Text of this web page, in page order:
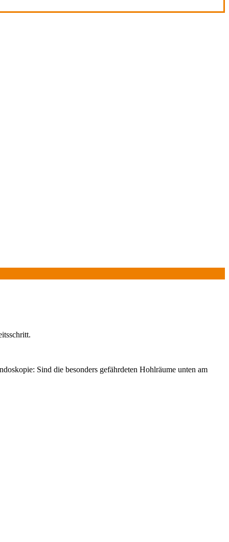
Sind die besonders gefährdeten Hohlräume unten am